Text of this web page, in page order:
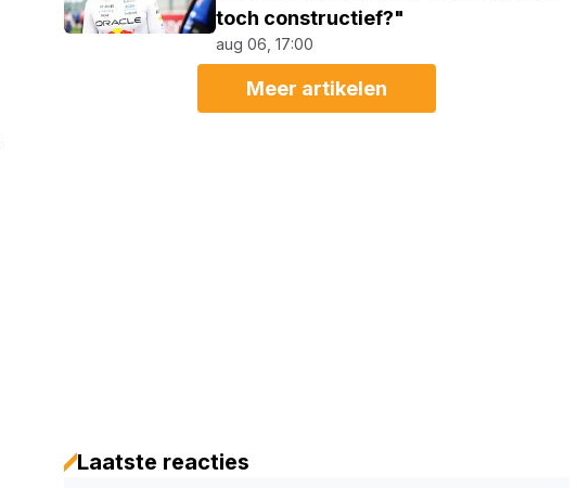
toch constructief?"
aug 06, 17:00
Meer artikelen
Laatste reacties